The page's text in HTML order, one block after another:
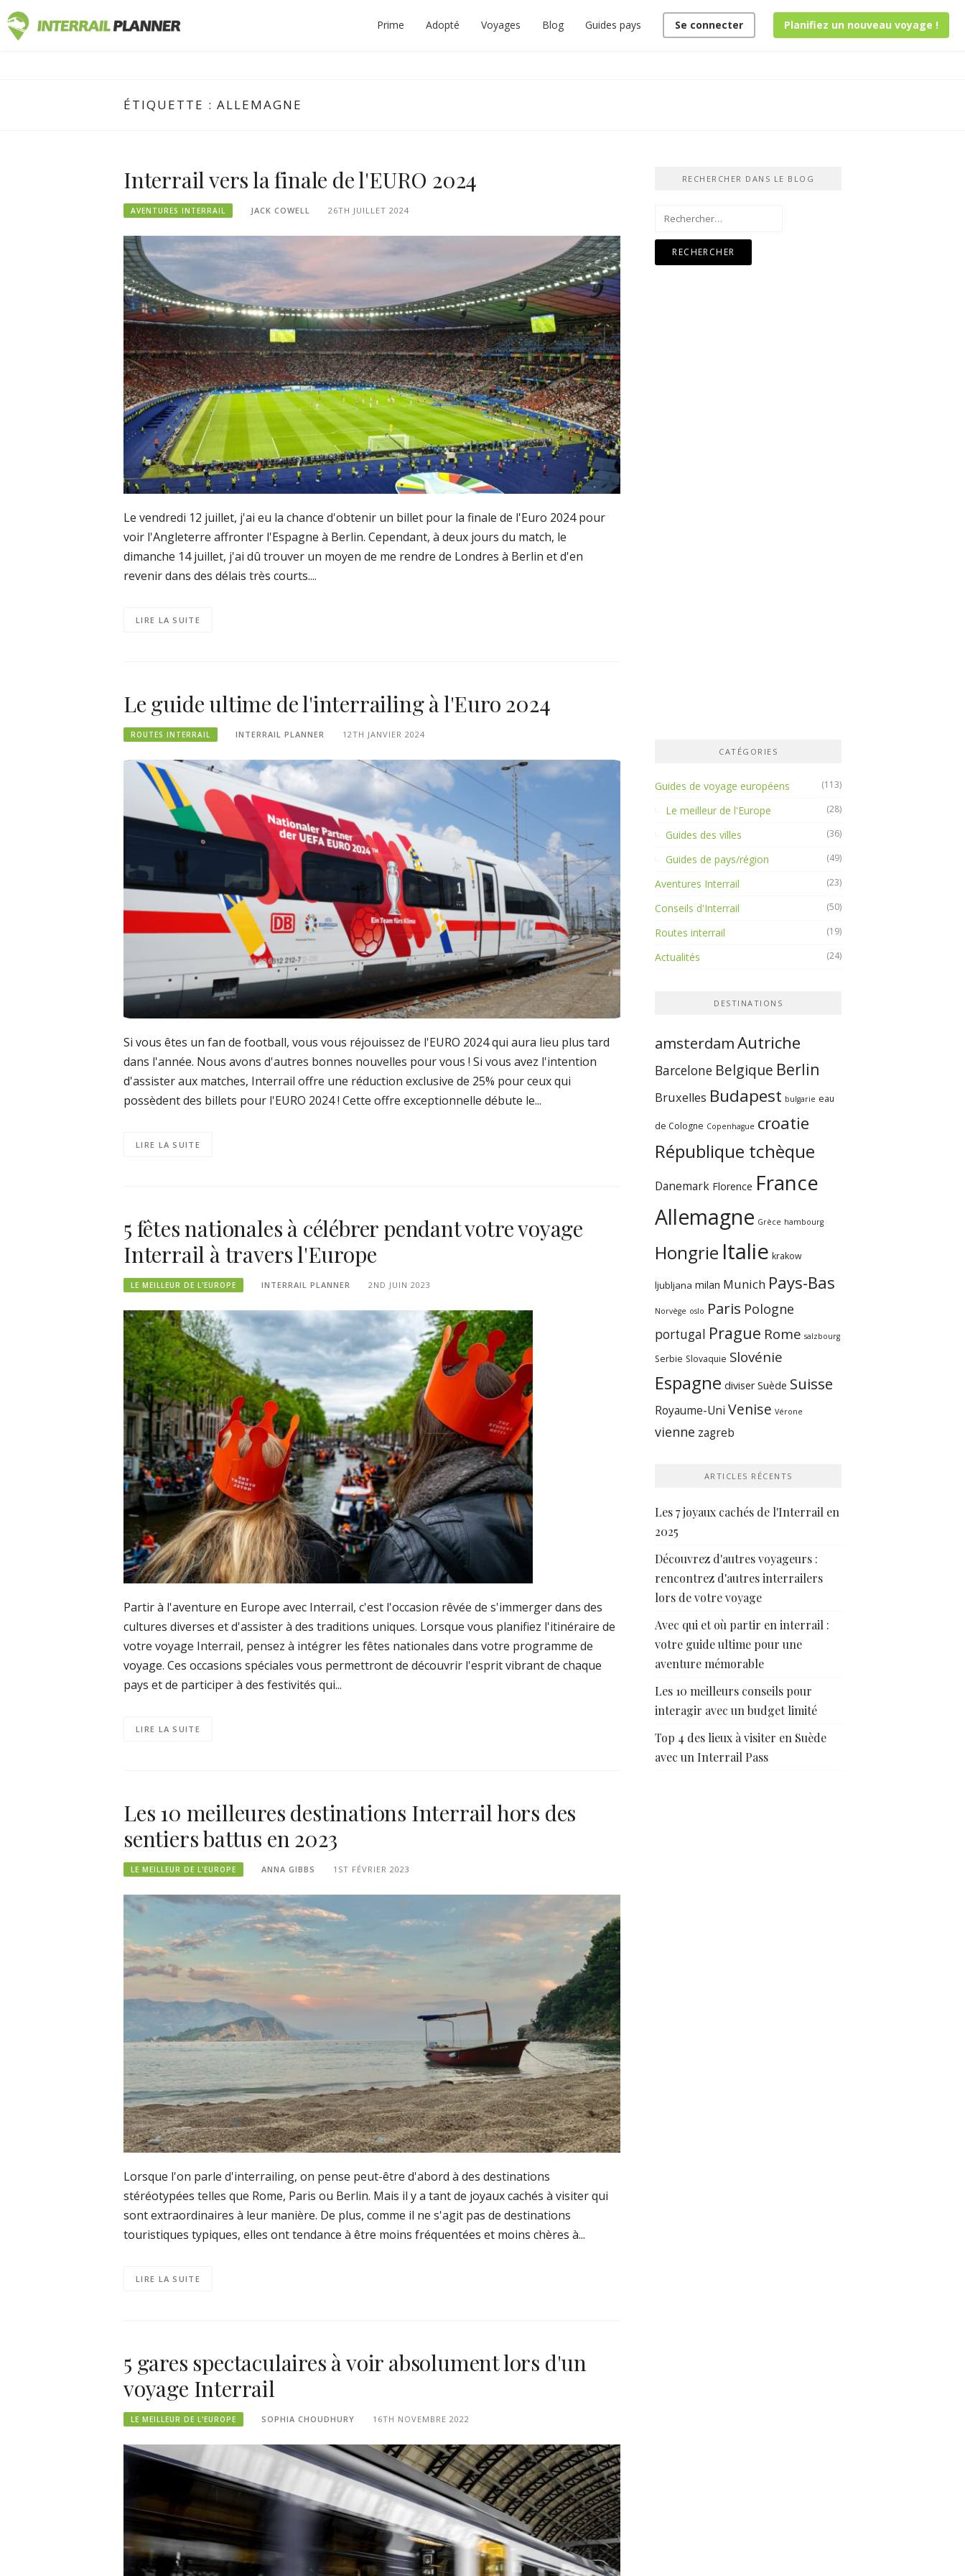
Prime Adopté Voyages Blog Guides pays Se connecter Planifiez un nouveau voyage !
PLANIFICATEUR INTERRAIL
ÉTIQUETTE : ALLEMAGNE
Interrail vers la finale de l'EURO 2024
AVENTURES INTERRAIL JACK COWELL 26TH JUILLET 2024
Le vendredi 12 juillet, j'ai eu la chance d'obtenir un billet pour la finale de l'Euro 2024 pour
voir l'Angleterre affronter l'Espagne à Berlin. Cependant, à deux jours du match, le
dimanche 14 juillet, j'ai dû trouver un moyen de me rendre de Londres à Berlin et d'en
revenir dans des délais très courts....
LIRE LA SUITE
Le guide ultime de l'interrailing à l'Euro 2024
ROUTES INTERRAIL INTERRAIL PLANNER 12TH JANVIER 2024
Si vous êtes un fan de football, vous vous réjouissez de l'EURO 2024 qui aura lieu plus tard
dans l'année. Nous avons d'autres bonnes nouvelles pour vous ! Si vous avez l'intention
d'assister aux matches, Interrail offre une réduction exclusive de 25% pour ceux qui
possèdent des billets pour l'EURO 2024 ! Cette offre exceptionnelle débute le...
LIRE LA SUITE
5 fêtes nationales à célébrer pendant votre voyage
Interrail à travers l'Europe
LE MEILLEUR DE L'EUROPE INTERRAIL PLANNER 2ND JUIN 2023
Partir à l'aventure en Europe avec Interrail, c'est l'occasion rêvée de s'immerger dans des
cultures diverses et d'assister à des traditions uniques. Lorsque vous planifiez l'itinéraire de
votre voyage Interrail, pensez à intégrer les fêtes nationales dans votre programme de
voyage. Ces occasions spéciales vous permettront de découvrir l'esprit vibrant de chaque
pays et de participer à des festivités qui...
LIRE LA SUITE
Les 10 meilleures destinations Interrail hors des
sentiers battus en 2023
LE MEILLEUR DE L'EUROPE ANNA GIBBS 1ST FÉVRIER 2023
Lorsque l'on parle d'interrailing, on pense peut-être d'abord à des destinations
stéréotypées telles que Rome, Paris ou Berlin. Mais il y a tant de joyaux cachés à visiter qui
sont extraordinaires à leur manière. De plus, comme il ne s'agit pas de destinations
touristiques typiques, elles ont tendance à être moins fréquentées et moins chères à...
LIRE LA SUITE
5 gares spectaculaires à voir absolument lors d'un
voyage Interrail
LE MEILLEUR DE L'EUROPE SOPHIA CHOUDHURY 16TH NOVEMBRE 2022
RECHERCHER DANS LE BLOG
Rechercher :
CATÉGORIES
Guides de voyage européens (113)
Le meilleur de l'Europe (28)
Guides des villes (36)
Guides de pays/région (49)
Aventures Interrail (23)
Conseils d'Interrail (50)
Routes interrail (19)
Actualités (24)
DESTINATIONS
amsterdamAutriche
Barcelone Belgique Berlin
Bruxelles Budapest bulgarie eau
de Cologne Copenhague croatie
République tchèque
Danemark Florence France
Allemagne Grèce hambourg
Hongrie Italie krakow
ljubljana milan Munich Pays-Bas
Norvège oslo Paris Pologne
portugal Prague Rome salzbourg
Serbie Slovaquie Slovénie
Espagne diviser Suède Suisse
Royaume-Uni Venise Vérone
vienne zagreb
ARTICLES RÉCENTS
Les 7 joyaux cachés de l'Interrail en
2025
Découvrez d'autres voyageurs :
rencontrez d'autres interrailers
lors de votre voyage
Avec qui et où partir en interrail :
votre guide ultime pour une
aventure mémorable
Les 10 meilleurs conseils pour
interagir avec un budget limité
Top 4 des lieux à visiter en Suède
avec un Interrail Pass